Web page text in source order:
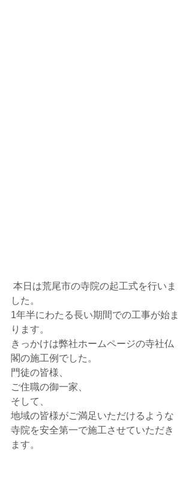
した。
1年半にわたる長い期間での工事が始ま
ります。
きっかけは弊社ホームページの寺社仏
閣の施工例でした。
門徒の皆様、
ご住職の御一家、
そして、
地域の皆様がご満足いただけるような
寺院を安全第一で施工させていただき
ます。